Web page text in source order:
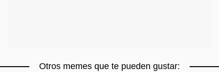
Otros memes que te pueden gustar: